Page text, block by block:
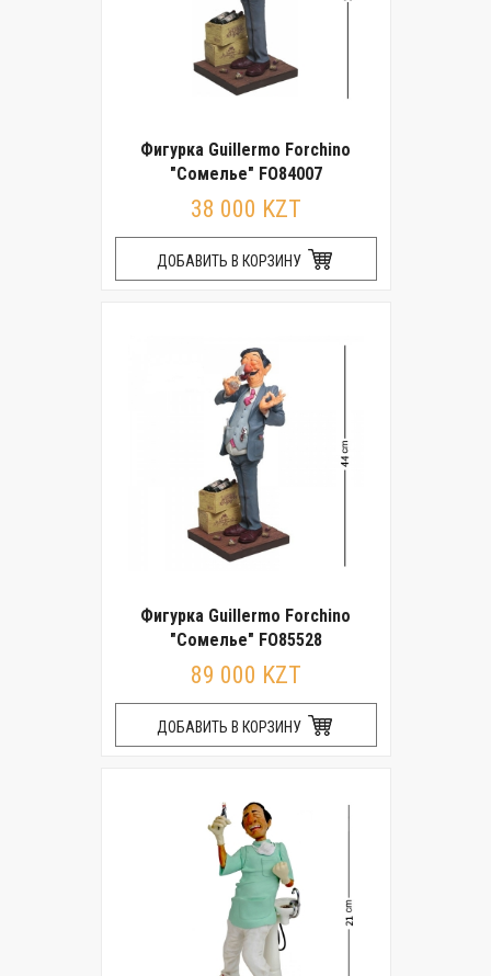
Фигурка Guillermo Forchino
"Сомелье" FO84007
38 000 KZT
ДОБАВИТЬ В КОРЗИНУ
Фигурка Guillermo Forchino
"Сомелье" FO85528
89 000 KZT
ДОБАВИТЬ В КОРЗИНУ